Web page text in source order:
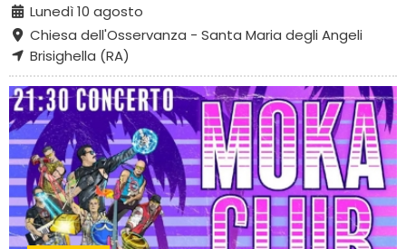
Lunedì 10 agosto
Chiesa dell'Osservanza - Santa Maria degli Angeli
Brisighella (RA)